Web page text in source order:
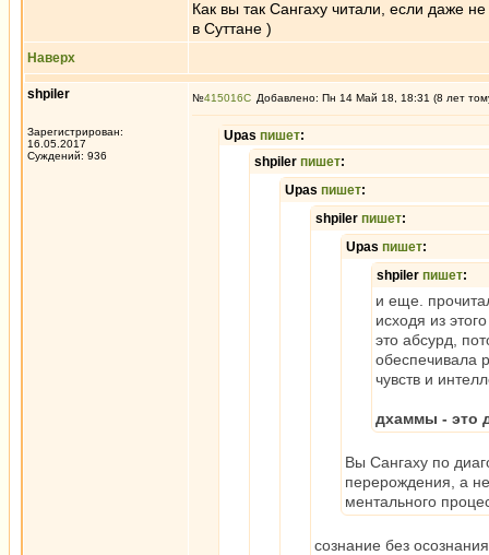
Как вы так Сангаху читали, если даже
в Суттане )
Наверх
shpiler
Зарегистрирован:
16.05.2017
Суждений: 936
№415016 Добавлено: Пн 14 Май 18, 18:31 (8 лет
Upas пишет:
shpiler пишет:
Upas пишет:
shpiler пишет:
Upas пишет:
shpiler пишет:
и еще.
исходя из
это абсурд,
обеспечивала
чувств и
дхаммы - это
Вы Сангаху по
перерождения, а
ментального
сознание без